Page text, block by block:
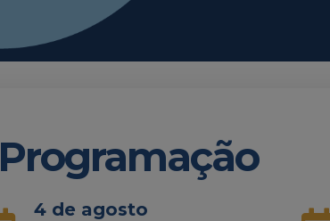
Programação
4 de agosto